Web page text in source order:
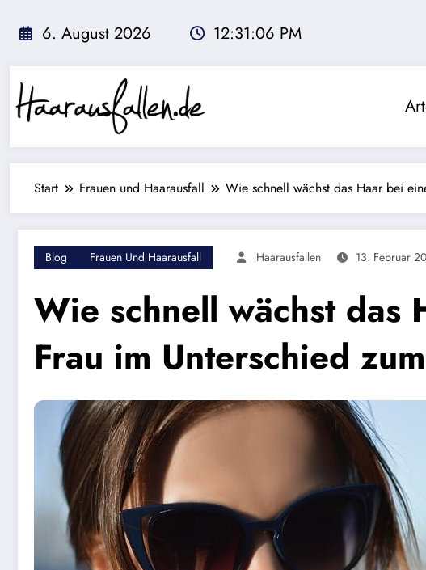
Inhalt
6. August 2026 12:31:07 PM
Start Frauen und Haarausfall Wie schnell wächst das Haar bei
Blog Frauen Und Haarausfall Haarausfallen 13. Februar
Wie schnell wächst das
Frau im Unterschied